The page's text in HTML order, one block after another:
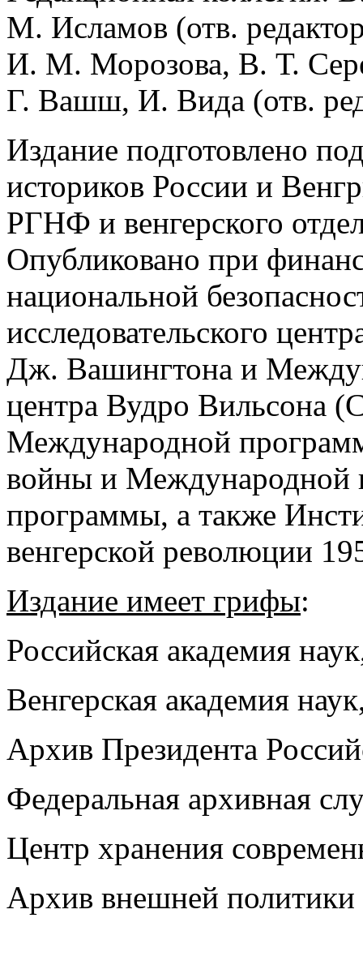
М. Исламов (отв.
И. М. Морозова, В. Т.
Г. Вашш, И. Вида (отв.
Издание подготовлено
историков России и
РГНФ и венгерского
Опубликовано при
национальной
исследовательского
Дж. Вашингтона и
центра Вудро Вильсона
Международной
войны и Международной
программы, а также
венгерской революции
Издание имеет грифы:
Российская академия
Венгерская академия
Архив Президента
Федеральная архивная
Центр хранения
Архив внешней политики